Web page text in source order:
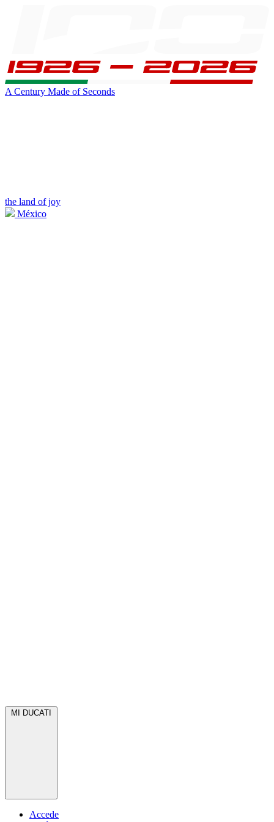
A Century Made of Seconds
the land of joy
México
MI DUCATI
Accede